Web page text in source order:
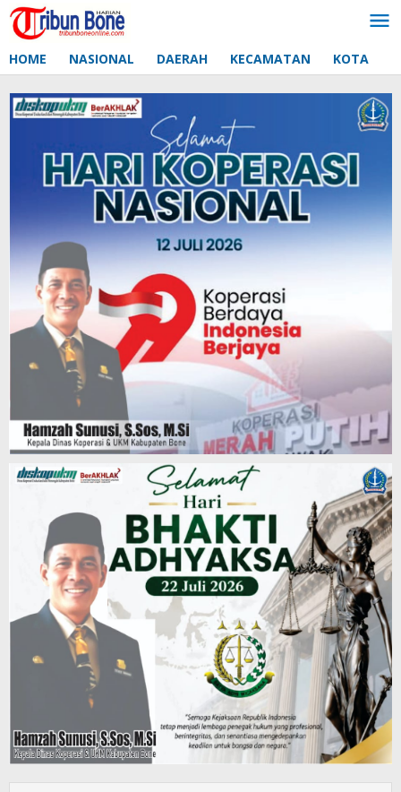
Lewati
ke
HOME NASIONAL DAERAH KECAMATAN KOTA